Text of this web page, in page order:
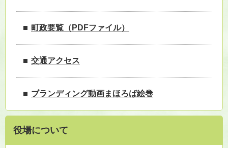
町政要覧（PDFファイル）
交通アクセス
ブランディング動画まほろば絵巻
役場について